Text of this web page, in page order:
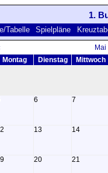
1.
Tabelle Spielpläne
Montag
Dienstag Mittwoch
6 7
13 14
20 21